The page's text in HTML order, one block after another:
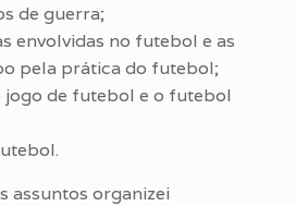
de guerra;
envolvidas no futebol e as
pela prática do futebol;
jogo de futebol e o futebol
assuntos organizei